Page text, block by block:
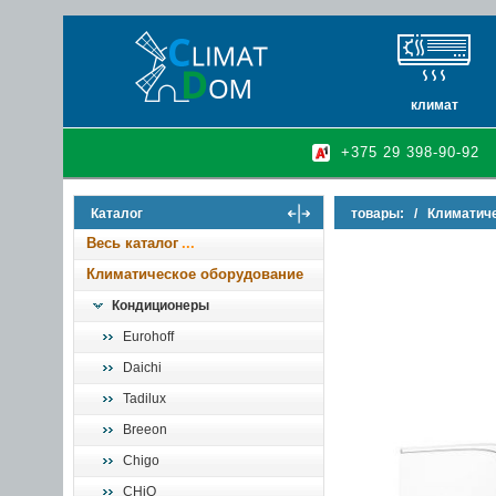
климат
кондиционеры
очистители и
осушители
+375 29 398-90-92
Каталог
Весь каталог
Климатическое оборудование
Кондиционеры
Eurohoff
Daichi
Tadilux
Breeon
Chigo
CHiQ
товары: /